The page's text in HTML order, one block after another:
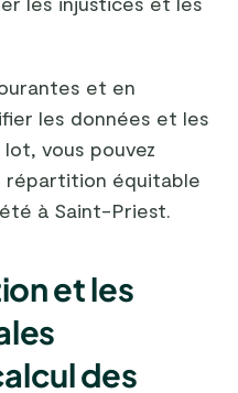
et en
les données et les
vous pouvez
répartition équitable
à Saint-Priest.
et les
des